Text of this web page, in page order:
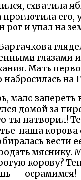
схватила
его,
рог и упал на
глазами
Мать
набросилась на
мало запереть
домой за
ты натворил!
наша корова
вести
мяснику.
корову?
— осрамимся!